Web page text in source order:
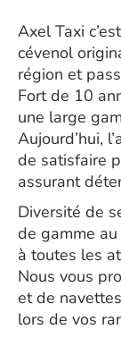
Axel Taxi
cévenol
région et
Fort de 10
une large
Aujourd’hui,
de satisfaire
assurant
Diversité de
de gamme
à toutes les
Nous vous
et de
lors de vos